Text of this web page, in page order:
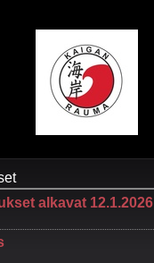
alkavat 12.1.2026